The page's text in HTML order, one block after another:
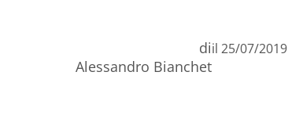
di
Alessandro Bianchet
il 25/07/2019